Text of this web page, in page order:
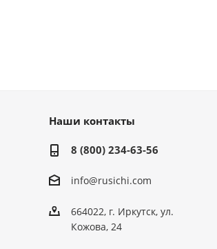
Наши контакты
8 (800) 234-63-56
info@rusichi.com
664022, г. Иркутск, ул.
Кожова, 24